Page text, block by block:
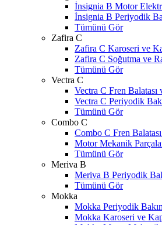
İnsignia B Motor
İnsignia B Periyodik
Tümünü Gör
Zafira C
Zafira C Karoseri ve
Zafira C Soğutma ve
Tümünü Gör
Vectra C
Vectra C Fren Balatası
Vectra C Periyodik
Tümünü Gör
Combo C
Combo C Fren
Motor Mekanik
Tümünü Gör
Meriva B
Meriva B Periyodik
Tümünü Gör
Mokka
Mokka Periyodik
Mokka Karoseri ve